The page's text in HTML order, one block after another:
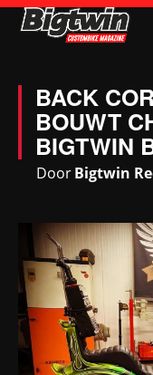
BACK
BOUWT
BIGTWIN
DoorBigtwin